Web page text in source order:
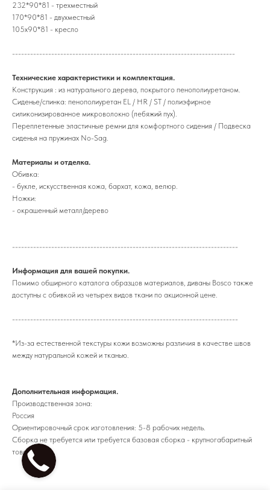
232*90*81 - трехместный
170*90*81 - двухместный
105х90*81 - кресло
--------------------------------------------------------------------------
Технические характеристики и комплектация.
Конструкция : из натурального дерева, покрытого пенополиуретаном.
Сиденье/cпинка: пенополиуретан EL / HR / ST / полиэфирное
силиконизированное микроволокно (лебяжий пух).
Переплетенные эластичные ремни для комфортного сидения / Подвеска
сиденья на пружинах No-Sag.
Материалы и отделка.
Обивка:
- букле, искусственная кожа, бархат, кожа, велюр.
Ножки:
- окрашенный металл/дерево
---------------------------------------------------------------------------
Информация для вашей покупки.
Помимо обширного каталога образцов материалов, диваны Bosco также
доступны с обивкой из четырех видов ткани по акционной цене.
---------------------------------------------------------------------------
*Из-за естественной текстуры кожи возможны различия в качестве швов
между натуральной кожей и тканью.
Дополнительная информация.
Производственная зона:
Россия
Ориентировочный срок изготовления: 5-8 рабочих недель.
Сборка не требуется или требуется базовая сборка - крупногабаритный
товар.